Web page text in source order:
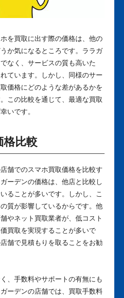
を買取に出す際の価格は、他の
か気になるところです。ララガ
なく、サービスの質も高いた
ています。しかし、同様のサー
価格にどのような差があるかを
この比較を通じて、最適な買取
いです。
格比較
舗でのスマホ買取価格を比較す
ーデンの価格は、他店と比較し
ることが多いです。しかし、こ
質が影響しているからです。他
やネット買取業者が、低コスト
買取を実現することが多いで
舗で見積もりを取ることをお勧
、手数料やサポートの有無にも
ーデンの店舗では、買取手数料